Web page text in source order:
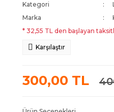
Kategori
Marka
* 32,55 TL den başlayan
Karşılaştır
300,00 TL